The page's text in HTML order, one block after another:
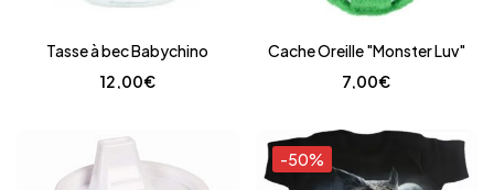
Tasse à bec Babychino
12,00€
Cache Oreille "Monster Luv"
7,00€
-50%